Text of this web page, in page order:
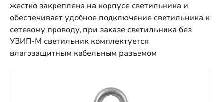
жестко закреплена на корпусе светильника и
обеспечивает удобное подключение светильника к
сетевому проводу, при заказе светильника без
УЗИП-М светильник комплектуется
влагозащитным кабельным разъемом